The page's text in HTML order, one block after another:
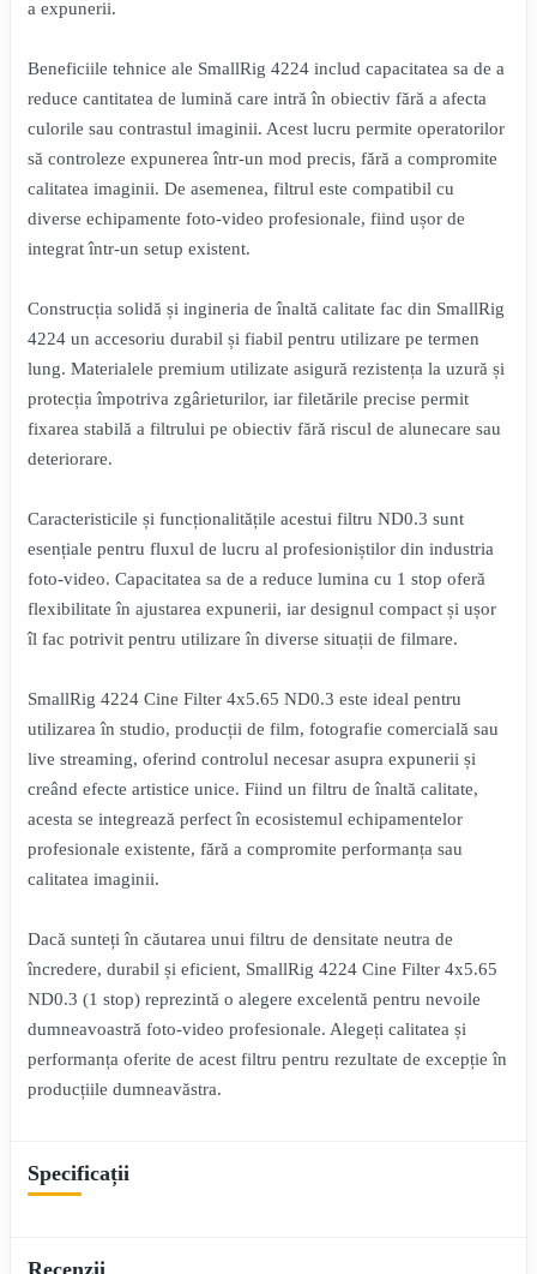
a expunerii.
Beneficiile tehnice ale SmallRig 4224 includ capacitatea sa de a
reduce cantitatea de lumină care intră în obiectiv fără a afecta
culorile sau contrastul imaginii. Acest lucru permite operatorilor
să controleze expunerea într-un mod precis, fără a compromite
calitatea imaginii. De asemenea, filtrul este compatibil cu
diverse echipamente foto-video profesionale, fiind ușor de
integrat într-un setup existent.
Construcția solidă și ingineria de înaltă calitate fac din SmallRig
4224 un accesoriu durabil și fiabil pentru utilizare pe termen
lung. Materialele premium utilizate asigură rezistența la uzură și
protecția împotriva zgârieturilor, iar filetările precise permit
fixarea stabilă a filtrului pe obiectiv fără riscul de alunecare sau
deteriorare.
Caracteristicile și funcționalitățile acestui filtru ND0.3 sunt
esențiale pentru fluxul de lucru al profesioniștilor din industria
foto-video. Capacitatea sa de a reduce lumina cu 1 stop oferă
flexibilitate în ajustarea expunerii, iar designul compact și ușor
îl fac potrivit pentru utilizare în diverse situații de filmare.
SmallRig 4224 Cine Filter 4x5.65 ND0.3 este ideal pentru
utilizarea în studio, producții de film, fotografie comercială sau
live streaming, oferind controlul necesar asupra expunerii și
creând efecte artistice unice. Fiind un filtru de înaltă calitate,
acesta se integrează perfect în ecosistemul echipamentelor
profesionale existente, fără a compromite performanța sau
calitatea imaginii.
Dacă sunteți în căutarea unui filtru de densitate neutra de
încredere, durabil și eficient, SmallRig 4224 Cine Filter 4x5.65
ND0.3 (1 stop) reprezintă o alegere excelentă pentru nevoile
dumneavoastră foto-video profesionale. Alegeți calitatea și
performanța oferite de acest filtru pentru rezultate de excepție în
producțiile dumneavăstra.
Specificații